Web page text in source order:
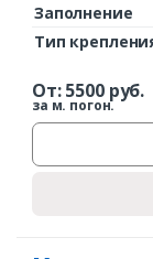
Заполнение
Тип
От:5500руб.
за м. погон.